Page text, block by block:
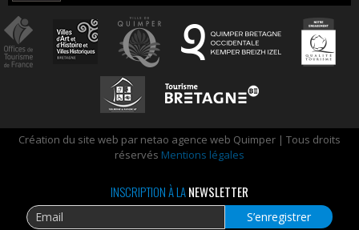
Création du site web par netao agence web Quimper | Tous droits
réservés Mentions légales
INSCRIPTION À LANEWSLETTER